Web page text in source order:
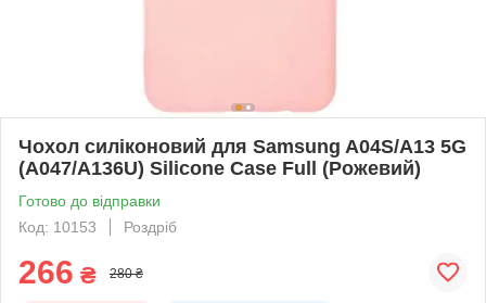
Чохол силіконовий для Samsung A04S/A13 5G
(A047/A136U) Silicone Case Full (Рожевий)
Готово до відправки
Код: 10153
Роздріб
266 ₴ 280 ₴